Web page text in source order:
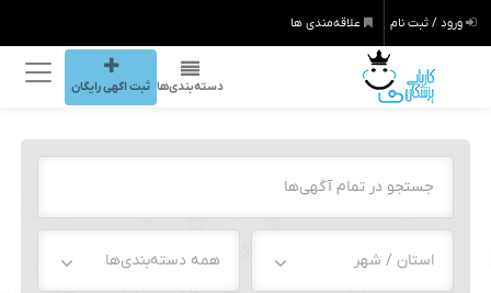
ورود / ثبت نام علاقه‌مندی ها
دسته‌بندی‌ها ثبت اگهی رایگان
استان / شهر همه دسته‌بندی‌ها